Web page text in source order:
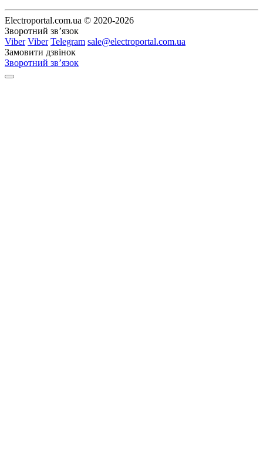
Electroportal.com.ua © 2020-2026
Зворотний зв’язок
Viber Viber Telegram sale@electroportal.com.ua
Замовити дзвінок
Зворотний зв’язок